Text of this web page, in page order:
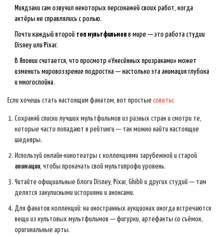
Миядзаки сам озвучил некоторых персонажей своих работ, когда
актёры не справлялись с ролью.
Почти каждый второй топ мультфильмов в мире — это работа студии
Disney или Pixar.
В Японии считается, что просмотр «Унесённых призраками» может
изменить мировоззрение подростка — настолько эта анимация глубока
и многослойна.
Если хочешь стать настоящим фанатом, вот простые советы:
Сохраняй списки лучших мультфильмов из разных стран и смотри те,
которые часто попадают в рейтинги — так можно найти настоящие
шедевры.
Используй онлайн-кинотеатры с коллекциями зарубежной и старой
анимации, чтобы прокачать свой мультипрофи уровень.
Читайте официальные блоги Disney, Pixar, Ghibli и других студий — там
делятся закулисными историями и анонсами.
Для фанатов коллекций: на иностранных аукционах иногда встречаются
вещи из культовых мультфильмов — фигурки, артефакты со съёмок,
оригинальные арты.